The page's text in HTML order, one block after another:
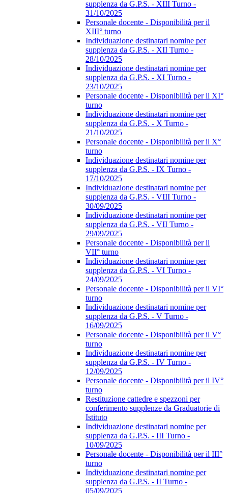
supplenza da G.P.S. - XIII Turno -
31/10/2025
Personale docente - Disponibilità per il
XIII° turno
Individuazione destinatari nomine per
supplenza da G.P.S. - XII Turno -
28/10/2025
Individuazione destinatari nomine per
supplenza da G.P.S. - XI Turno -
23/10/2025
Personale docente - Disponibilità per il XI°
turno
Individuazione destinatari nomine per
supplenza da G.P.S. - X Turno -
21/10/2025
Personale docente - Disponibilità per il X°
turno
Individuazione destinatari nomine per
supplenza da G.P.S. - IX Turno -
17/10/2025
Individuazione destinatari nomine per
supplenza da G.P.S. - VIII Turno -
30/09/2025
Individuazione destinatari nomine per
supplenza da G.P.S. - VII Turno -
29/09/2025
Personale docente - Disponibilità per il
VII° turno
Individuazione destinatari nomine per
supplenza da G.P.S. - VI Turno -
24/09/2025
Personale docente - Disponibilità per il VI°
turno
Individuazione destinatari nomine per
supplenza da G.P.S. - V Turno -
16/09/2025
Personale docente - Disponibilità per il V°
turno
Individuazione destinatari nomine per
supplenza da G.P.S. - IV Turno -
12/09/2025
Personale docente - Disponibilità per il IV°
turno
Restituzione cattedre e spezzoni per
conferimento supplenze da Graduatorie di
Istituto
Individuazione destinatari nomine per
supplenza da G.P.S. - III Turno -
10/09/2025
Personale docente - Disponibilità per il III°
turno
Individuazione destinatari nomine per
supplenza da G.P.S. - II Turno -
05/09/2025